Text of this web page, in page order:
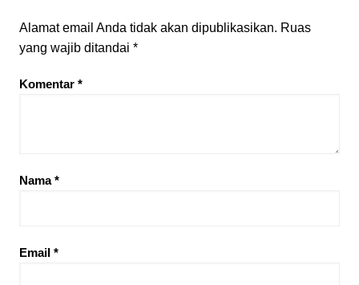
Alamat email Anda tidak akan dipublikasikan. Ruas
yang wajib ditandai *
Komentar *
Nama*
Email *